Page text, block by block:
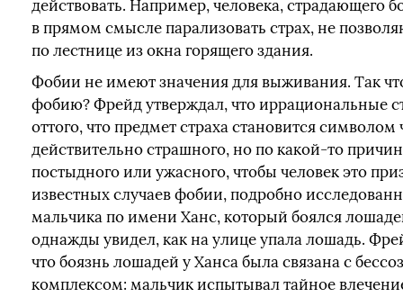
действовать. Например, человека, страдающего
в прямом смысле парализовать страх, не
по лестнице из окна горящего здания.
Фобии не имеют значения для выживания. Так
фобию? Фрейд утверждал, что иррациональные
оттого, что предмет страха становится символом
действительно страшного, но по какой-то
постыдного или ужасного, чтобы человек это
известных случаев фобии, подробно
мальчика по имени Ханс, который боялся
однажды увидел, как на улице упала лошадь.
что боязнь лошадей у Ханса была связана с
комплексом: мальчик испытывал тайное